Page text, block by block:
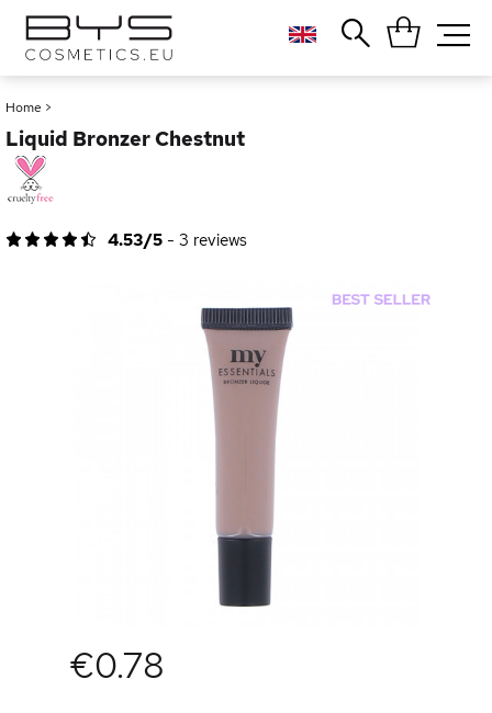
Home >
Liquid Bronzer Chestnut
4.53/5 - 3 reviews
€0.78
Close
Palette